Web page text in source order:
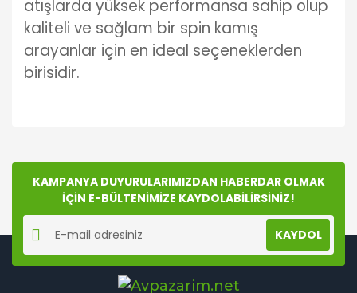
atışlarda yüksek performansa sahip olup
kaliteli ve sağlam bir spin kamış
arayanlar için en ideal seçeneklerden
birisidir.
Yorum Yaz
formunu kullanarak tarafımıza iletebilirsiniz.
Görüş ve önerileriniz için teşekkür ederiz.
Ürün resmi kalitesiz, bozuk veya görüntülenemiyor.
Ürün açıklamasında eksik bilgiler bulunuyor.
Ürün bilgilerinde hatalar bulunuyor.
Ürün fiyatı diğer sitelerden daha pahalı.
KAMPANYA DUYURULARIMIZDAN HABERDAR OLMAK
İÇİN E-BÜLTENİMİZE KAYDOLABİLİRSİNİZ!
KAYDOL